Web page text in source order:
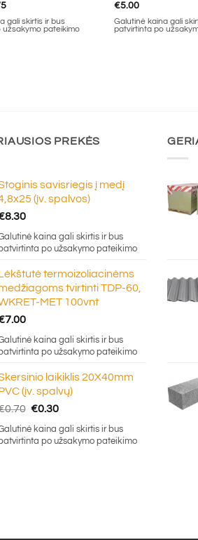
Current
is:
€5.75.
gali skirtis ir bus
užsakymo pateikimo
€5.00
Galutinė kaina gali
patvirtinta po
PREKĖS
savisriegis į medį
(įv. spalvos)
8.30
kaina gali skirtis ir bus
po užsakymo pateikimo
termoizoliacinėms
tvirtinti TDP-60,
MET 100vnt
7.00
kaina gali skirtis ir bus
po užsakymo pateikimo
laikiklis 20X40mm
(įv. spalvų)
0.70 Original
price
was:
€0.30Current
price
is:
kaina gali skirtis ir bus
po užsakymo pateikimo